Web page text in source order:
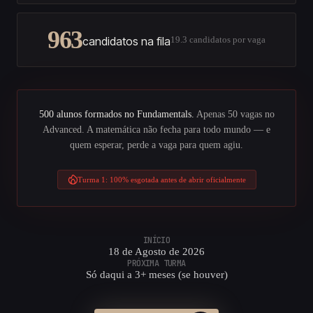
963candidatos na fila19.3 candidatos por vaga
500 alunos formados no Fundamentals. Apenas 50 vagas no
Advanced. A matemática não fecha para todo mundo — e
quem esperar, perde a vaga para quem agiu.
Turma 1: 100% esgotada antes de abrir oficialmente
INÍCIO
18 de Agosto de 2026
PRÓXIMA TURMA
Só daqui a 3+ meses (se houver)